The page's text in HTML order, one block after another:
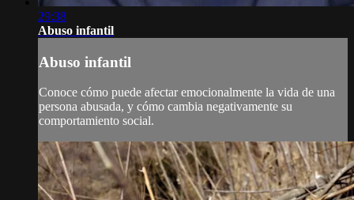
29:38
Abuso infantil
Abuso infantil
Conoce cómo puede afectar emocionalmente la vida de una
persona abusada, y cómo cambia negativamente su
comportamiento social.